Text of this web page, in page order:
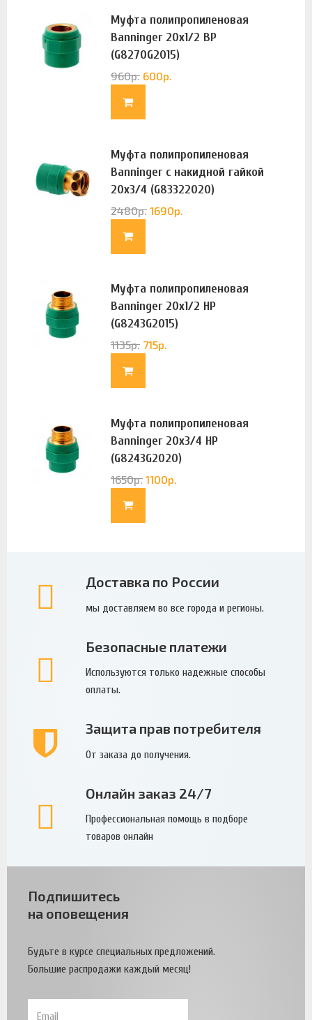
Муфта полипропиленовая
Banninger 20х1/2 ВР
(G8270G2015)
960р. 600р.
Муфта полипропиленовая
Banninger с накидной гайкой
20х3/4 (G83322020)
2480р. 1690р.
Муфта полипропиленовая
Banninger 20х1/2 НР
(G8243G2015)
1135р. 715р.
Муфта полипропиленовая
Banninger 20х3/4 НР
(G8243G2020)
1650р. 1100р.
Доставка по России
мы доставляем во все города и регионы.
Безопасные платежи
Используются только надежные способы
оплаты.
Защита прав потребителя
От заказа до получения.
Онлайн заказ 24/7
Профессиональная помощь в подборе
товаров онлайн
Подпишитесь
на оповещения
Будьте в курсе специальных предложений.
Большие распродажи каждый месяц!